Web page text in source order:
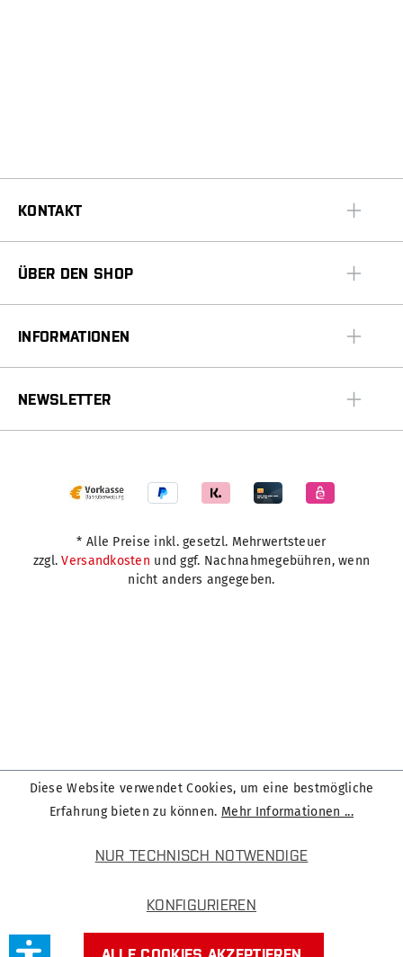
KONTAKT
ÜBER DEN SHOP
INFORMATIONEN
NEWSLETTER
* Alle Preise inkl. gesetzl. Mehrwertsteuer
zzgl.Versandkosten und ggf. Nachnahmegebühren, wenn
nicht anders angegeben.
Diese Website verwendet Cookies, um eine bestmögliche
Erfahrung bieten zu können. Mehr Informationen ...
NUR TECHNISCH NOTWENDIGE
KONFIGURIEREN